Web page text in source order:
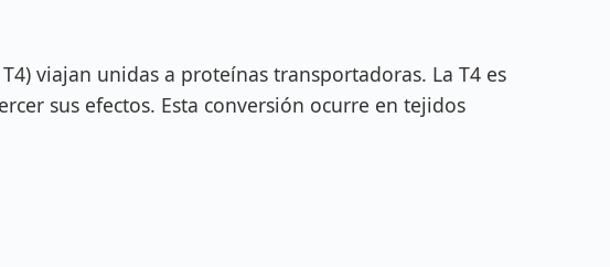
viajan unidas a proteínas transportadoras. La T4 es
sus efectos. Esta conversión ocurre en tejidos